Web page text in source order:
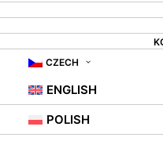
CZECH
ENGLISH
POLISH
JAK
KOLO